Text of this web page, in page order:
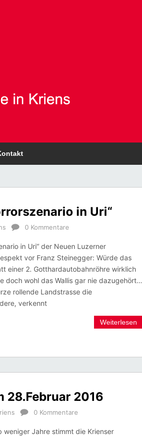
in Uri“
0 Kommentare
in Uri“ der Neuen Luzerner
vor Franz Steinegger: Würde das
einer 2. Gotthardautobahnröhre wirklich
doch wohl das Wallis gar nie dazugehört…
rollende Landstrasse die
verkennt
Weiterlesen
28.Februar 2016
0 Kommentare
weniger Jahre stimmt die Krienser